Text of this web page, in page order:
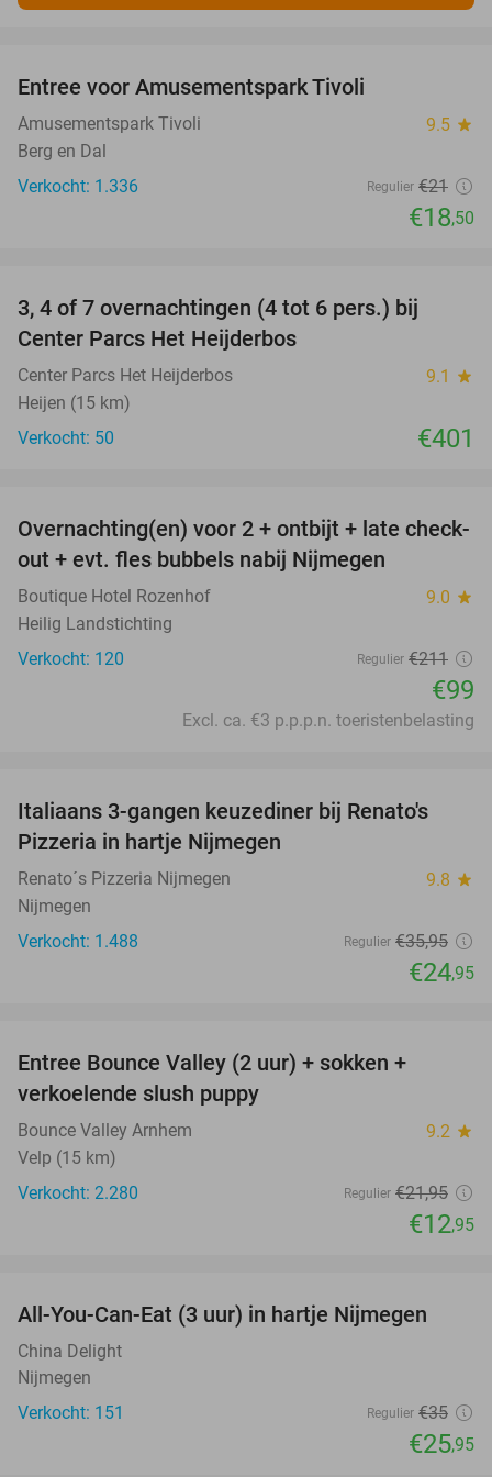
Entree voor Amusementspark Tivoli
Amusementspark Tivoli 9.5 star
Berg en Dal
Verkocht: 1.336
Regulier €21
€18,50
3, 4 of 7 overnachtingen (4 tot 6 pers.) bij
Center Parcs Het Heijderbos
Center Parcs Het Heijderbos 9.1 star
Heijen (15 km)
Verkocht: 50
€401
53%
Overnachting(en) voor 2 + ontbijt + late check-
out + evt. fles bubbels nabij Nijmegen
Boutique Hotel Rozenhof 9.0 star
Heilig Landstichting
Verkocht: 120
Regulier €211
€99
Excl. ca. €3 p.p.p.n. toeristenbelasting
31%
Italiaans 3-gangen keuzediner bij Renato's
Pizzeria in hartje Nijmegen
Renato´s Pizzeria Nijmegen 9.8 star
Nijmegen
Verkocht: 1.488
Regulier €35,95
€24,95
Entree Bounce Valley (2 uur) + sokken +
verkoelende slush puppy
Bounce Valley Arnhem 9.2 star
Velp (15 km)
Verkocht: 2.280
Regulier €21,95
€12,95
26%
All-You-Can-Eat (3 uur) in hartje Nijmegen
China Delight
Nijmegen
Verkocht: 151
Regulier €35
€25,95